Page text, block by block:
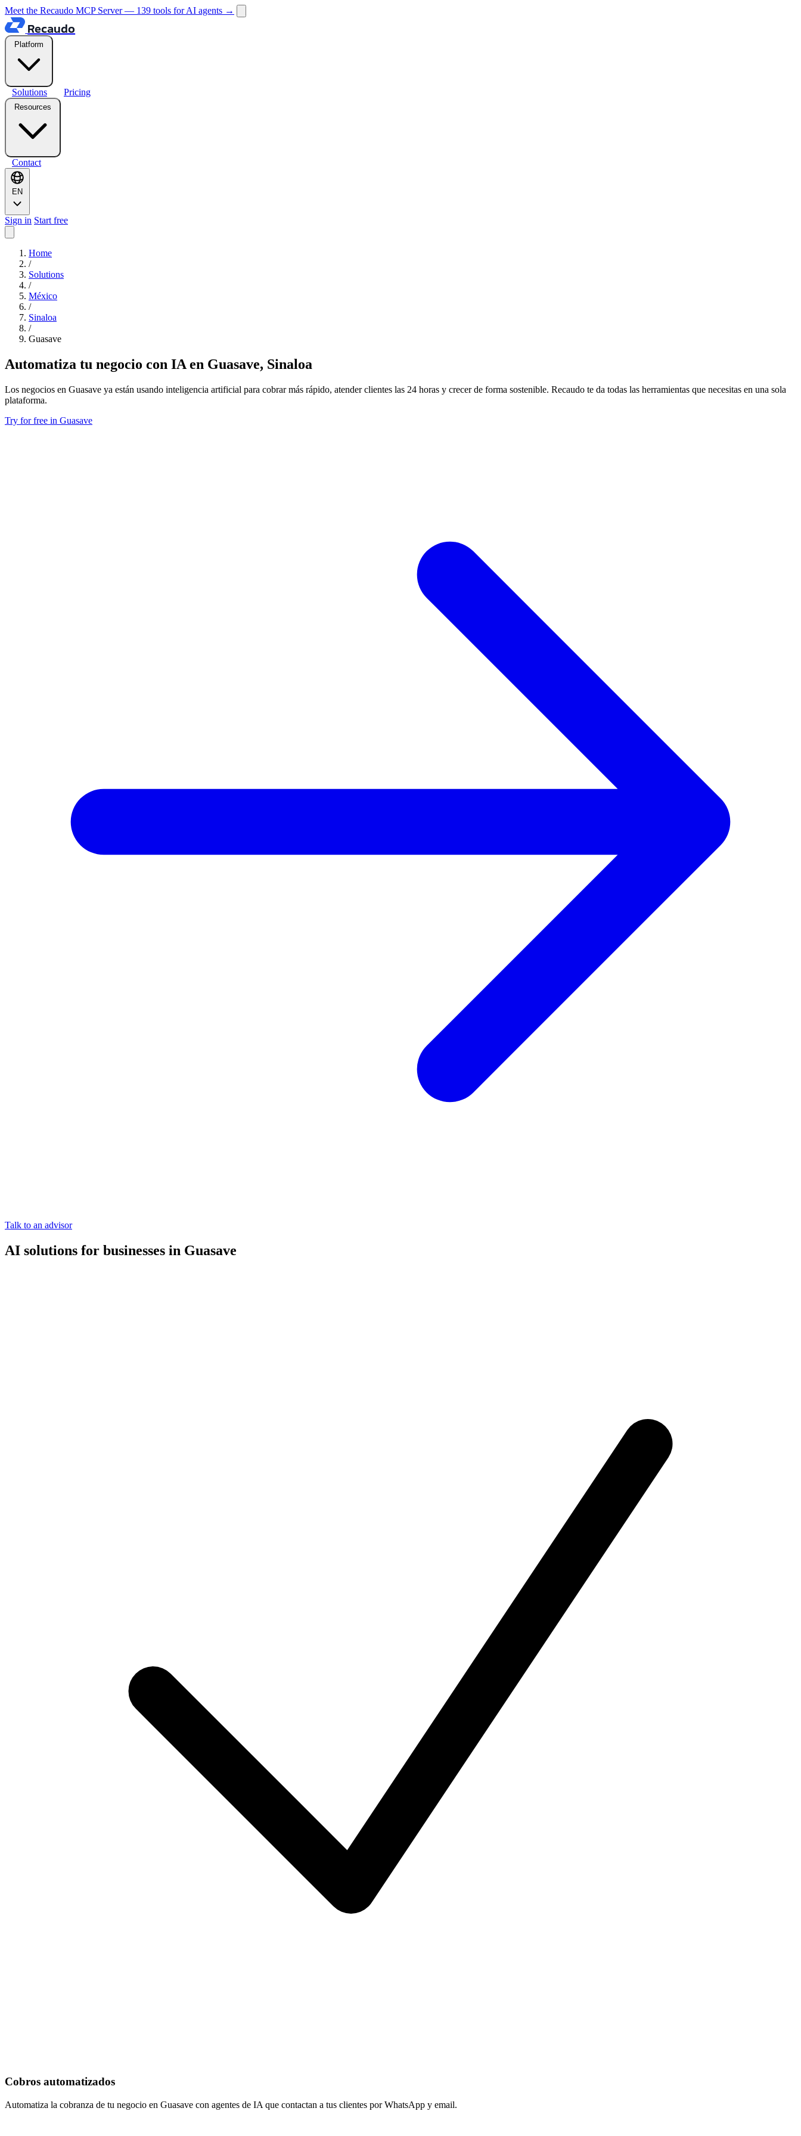
Meet the Recaudo MCP Server — 139 tools for AI agents →
Recaudo
Platform
Solutions Pricing
Resources
Contact
EN
Sign in Start free
Home
/
Solutions
/
México
/
Sinaloa
/
Guasave
Automatiza tu negocio con IA en Guasave, Sinaloa
Los negocios en Guasave ya están usando inteligencia artificial para cobrar más rápido, atender clientes las 24 horas y crecer de forma sostenible. Recaudo te da todas las herramientas que necesitas en una sola
plataforma.
Try for free in Guasave
Talk to an advisor
AI solutions for businesses in Guasave
Cobros automatizados
Automatiza la cobranza de tu negocio en Guasave con agentes de IA que contactan a tus clientes por WhatsApp y email.